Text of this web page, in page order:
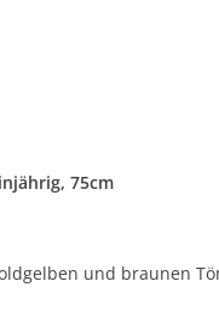
75cm
und braunen